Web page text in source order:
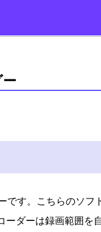
です。こちらのソフ
ダーは録画範囲を